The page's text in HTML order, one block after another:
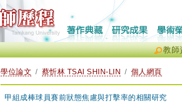
教師
學位論文 蔡忻林 TSAI SHIN-LIN 個人網頁
甲組成棒球員賽前狀態焦慮與打擊率的相關研究